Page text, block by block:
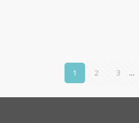
1 2 3 ...